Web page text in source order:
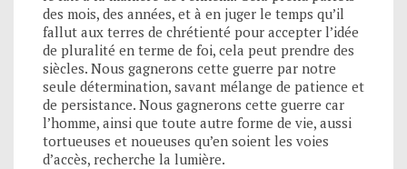
des mois, des années, et à en juger le temps qu’il
fallut aux terres de chrétienté pour accepter l’idée
de pluralité en terme de foi, cela peut prendre des
siècles. Nous gagnerons cette guerre par notre
seule détermination, savant mélange de patience et
de persistance. Nous gagnerons cette guerre car
l’homme, ainsi que toute autre forme de vie, aussi
tortueuses et noueuses qu’en soient les voies
d’accès, recherche la lumière.